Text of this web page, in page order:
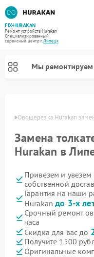
FIX-HURAKAN
Ремонт устройств Hurakan
Специализированный
cервисный центр г.Липецк
Мы ремонтируем
Овощерезка Hurakan
Замена
Hurakan в
Привезем и
собственной
Гарантия на наши
Hurakanдо 3-х
Срочный ремонт
часа
Скидка для вас до
Получите 1500
Оригинальные